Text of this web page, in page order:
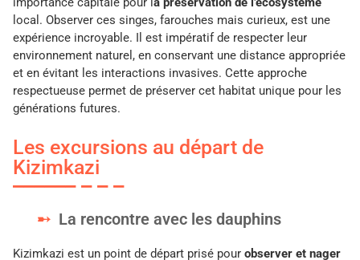
local. Observer ces singes, farouches mais curieux, est une
expérience incroyable. Il est impératif de respecter leur
environnement naturel, en conservant une distance appropriée
et en évitant les interactions invasives. Cette approche
respectueuse permet de préserver cet habitat unique pour les
générations futures.
Les excursions au départ de
Kizimkazi
La rencontre avec les dauphins
Kizimkazi est un point de départ prisé pour observer et nager